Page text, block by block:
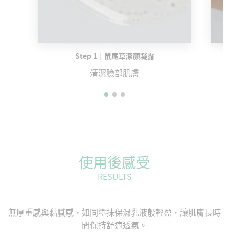
Step 1｜鼠尾草潔顏凝露
清潔臉部肌膚
使用後感受
RESULTS
無厚重感與黏膩感，如同塗抹保濕乳液般輕盈，讓肌膚長時
間保持舒適透氣。